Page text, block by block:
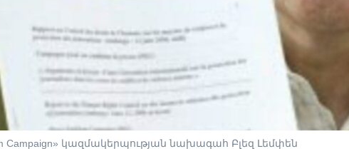
Campaign» կազմակերպության նախագահ Բլեզ Լեմփեն